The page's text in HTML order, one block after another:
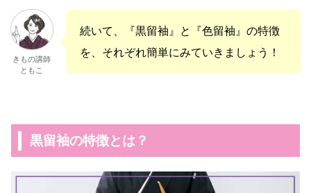
きもの講師
ともこ
続いて、『黒留袖』と『色留袖』の特徴
を、それぞれ簡単にみていきましょう！
黒留袖の特徴とは？